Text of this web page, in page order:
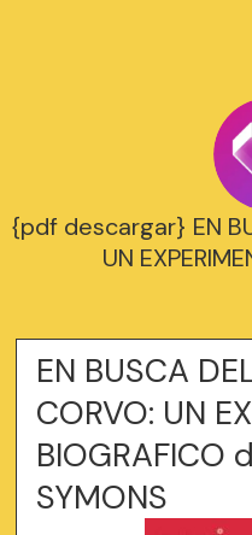
{pdf descargar} EN
UN
EN BUSCA
CORVO: UN
BIOGRAFICO
SYMONS